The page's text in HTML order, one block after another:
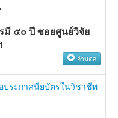
มี ๕๐ ปี ซอยศูนย์วิจัย
อ่านต่อ
ประกาศนียบัตรในวิชาชีพ